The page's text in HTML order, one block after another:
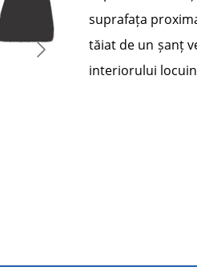
suprafața
tăiat de un șanț
interiorului